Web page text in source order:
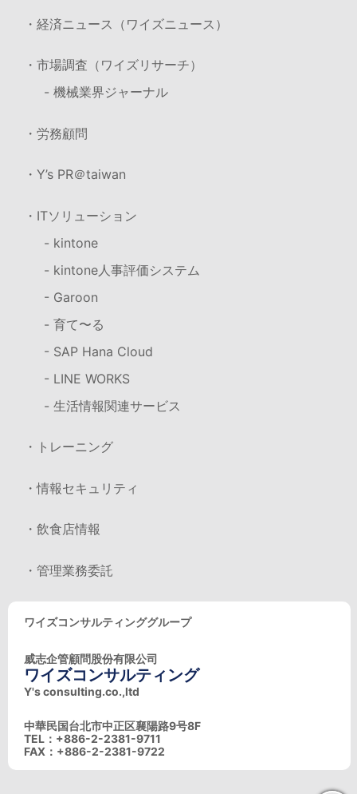
・経済ニュース（ワイズニュース）
・市場調査（ワイズリサーチ）
- 機械業界ジャーナル
・労務顧問
・Y’s PR＠taiwan
・ITソリューション
- kintone
- kintone人事評価システム
- Garoon
- 育て〜る
- SAP Hana Cloud
- LINE WORKS
- 生活情報関連サービス
・トレーニング
・情報セキュリティ
・飲食店情報
・管理業務委託
ワイズコンサルティンググループ
威志企管顧問股份有限公司
ワイズコンサルティング
Y's consulting.co.,ltd
中華民国台北市中正区襄陽路9号8F
TEL：+886-2-2381-9711
FAX：+886-2-2381-9722